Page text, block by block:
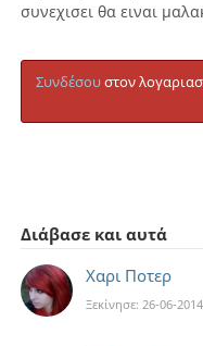
συνεχισει θα ειναι
Συνδέσουστον
Διάβασε και αυτά
Χαρι Ποτερ
Ξεκίνησε: 26-06-2014